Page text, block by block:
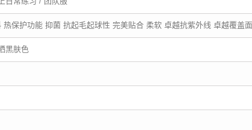
热保护功能 抑菌 抗起毛起球性 完美贴合 柔软 卓越抗紫外线 卓越覆盖
黑肤色